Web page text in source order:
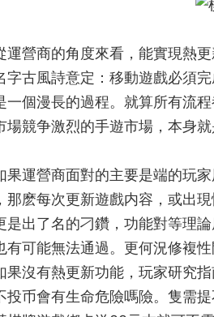
商的角度來看，能實現熱更
字古風詩意定：移動遊戲必須
一個漫長的過程。就算所有流
場競争激烈的手遊市場，本身就
營商面對的主要是端的玩家
那麽每次更新遊戲内容，或出
是出了名的刁鑽， 功能對等理論
有可能無法通過。更何況修複
果沒有熱更新功能， 玩家研究
投币會有生命危險嗎險。隻需提